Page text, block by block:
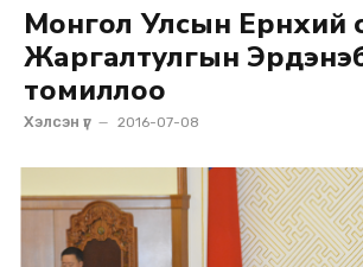
Монгол Улсын Ерөнхий
Жаргалтулгын
томиллоо
Хэлсэн үг 2016-07-08